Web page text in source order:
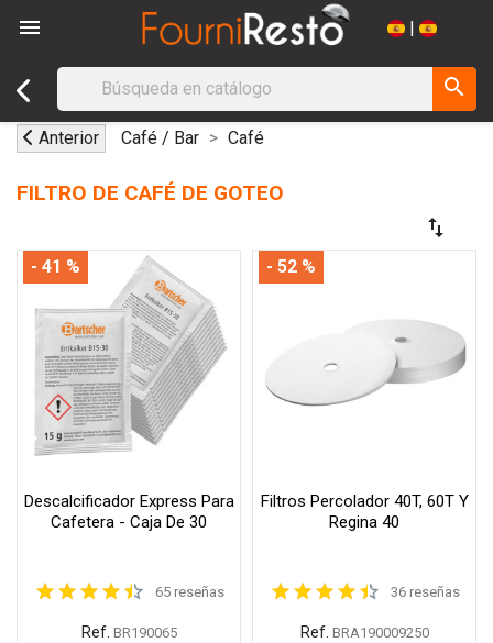
 |
search
Anterior Café / Bar Café
FILTRO DE CAFÉ DE GOTEO
swap_vert
Descalcificador Express Para
Cafetera - Caja De 30
65 reseñas
Ref. BR190065
- 41 %
Filtros Percolador 40T, 60T Y
Regina 40
36 reseñas
Ref. BRA190009250
- 52 %